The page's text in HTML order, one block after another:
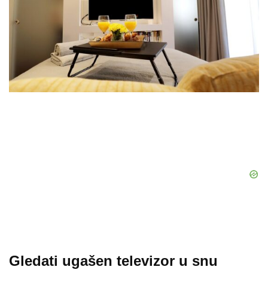
Gledati ugašen televizor u snu